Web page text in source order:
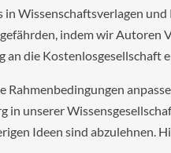
Wissenschaftsverlagen und
indem wir Autoren
an die Kostenlosgesellschaft
Rahmenbedingungen
unserer
Ideen sind abzulehnen.